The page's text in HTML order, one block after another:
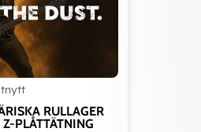
(DIN 51524)
RULLAGER
PLÅTTÄTNING